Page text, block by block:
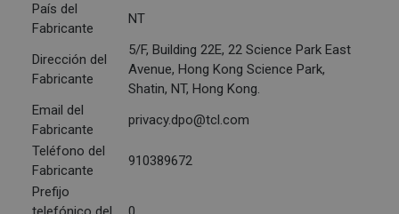
País del
Fabricante
NT
Dirección del
Fabricante
5/F, Building 22E, 22 Science Park East
Avenue, Hong Kong Science Park,
Shatin, NT, Hong Kong.
Email del
Fabricante
privacy.dpo@tcl.com
Teléfono del
Fabricante
910389672
Prefijo